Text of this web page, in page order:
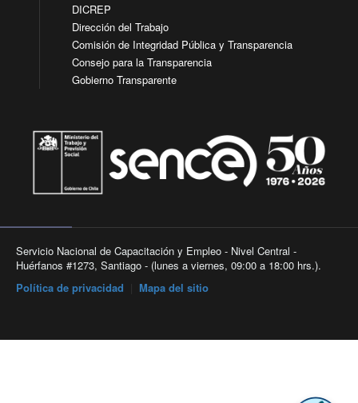
DICREP
Dirección del Trabajo
Comisión de Integridad Pública y Transparencia
Consejo para la Transparencia
Gobierno Transparente
Servicio Nacional de Capacitación y Empleo - Nivel Central -
Huérfanos #1273, Santiago - (lunes a viernes, 09:00 a 18:00 hrs.).
Política de privacidad
Mapa del sitio